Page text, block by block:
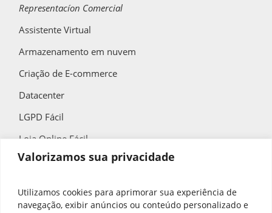
Valorizamos sua privacidade
Utilizamos cookies para aprimorar sua experiência de
navegação, exibir anúncios ou conteúdo personalizado e
Representacíon Comercial
Assistente Virtual
Armazenamento em nuvem
Criação de E-commerce
Datacenter
LGPD Fácil
Loja Online Fácil
QR Code Fácil
Contato